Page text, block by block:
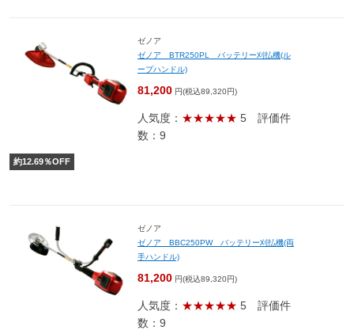
ゼノア
ゼノア BTR250PL バッテリー刈払機(ル
ープハンドル)
81,200 円(税込89,320円)
人気度： ★★★★★ 5 評価件
数：9
約12.69％OFF
ゼノア
ゼノア BBC250PW バッテリー刈払機(両
手ハンドル)
81,200 円(税込89,320円)
人気度： ★★★★★ 5 評価件
数：9